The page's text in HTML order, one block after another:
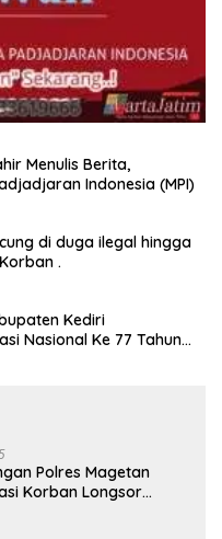
Menulis Berita,
Indonesia (MPI)
di duga ilegal hingga
.
Kediri
Polres Magetan
Korban Longsor